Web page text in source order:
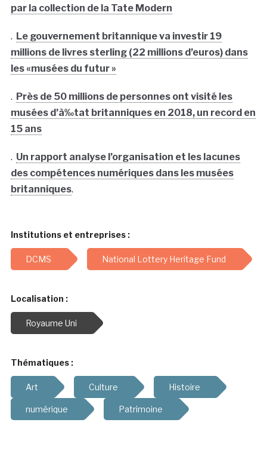
par la collection de la Tate Modern
. Le gouvernement britannique va investir 19
millions de livres sterling (22 millions d’euros) dans
les «musées du futur »
. Près de 50 millions de personnes ont visité les
musées d’à‰tat britanniques en 2018, un record en
15 ans
. Un rapport analyse l’organisation et les lacunes
des compétences numériques dans les musées
britanniques.
Institutions et entreprises :
DCMS National Lottery Heritage Fund
Localisation :
Royaume Uni
Thématiques :
Art Culture Histoire
numérique Patrimoine